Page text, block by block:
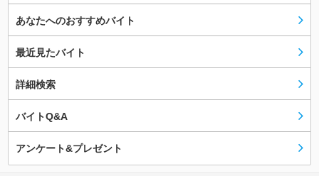
あなたへのおすすめバイト
最近見たバイト
詳細検索
バイトQ&A
アンケート&プレゼント